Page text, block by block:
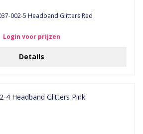
002-5 Headband Glitters Red
Login voor prijzen
Details